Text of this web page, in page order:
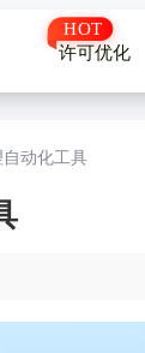
许可优化
动化工具